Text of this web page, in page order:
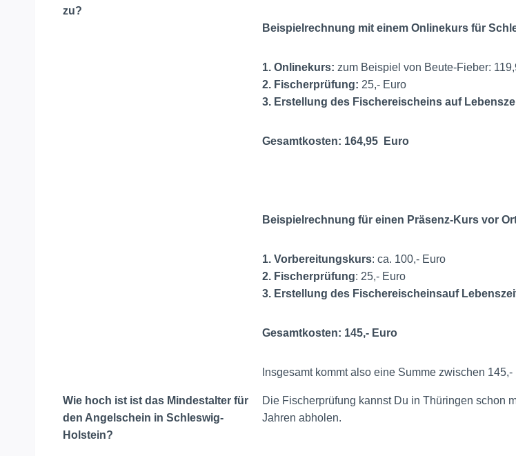
zu?
Beispielrechnung mit einem Onlinekurs für
1. Onlinekurs: zum Beispiel von Beute-Fieber:
2. Fischerprüfung: 25,- Euro
3. Erstellung des Fischereischeins auf
Gesamtkosten: 164,95 Euro
Beispielrechnung für einen Präsenz-Kurs vor
1. Vorbereitungskurs: ca. 100,- Euro
2. Fischerprüfung: 25,- Euro
3. Erstellung des Fischereischeinsauf
Gesamtkosten: 145,- Euro
Insgesamt kommt also eine Summe zwischen
Wie hoch ist ist das Mindestalter für
den Angelschein in Schleswig-
Holstein?
Die Fischerprüfung kannst Du in Thüringen schon
Jahren abholen.